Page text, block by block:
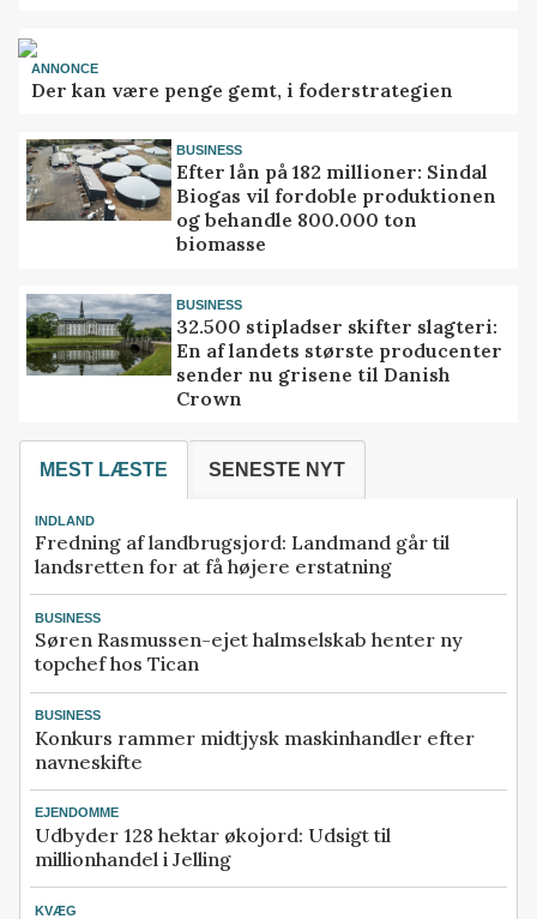
ANNONCE
Der kan være penge gemt, i foderstrategien
BUSINESS
Efter lån på 182 millioner: Sindal
Biogas vil fordoble produktionen
og behandle 800.000 ton
biomasse
BUSINESS
32.500 stipladser skifter slagteri:
En af landets største producenter
sender nu grisene til Danish
Crown
MEST LÆSTE SENESTE NYT
INDLAND
Fredning af landbrugsjord: Landmand går til
landsretten for at få højere erstatning
BUSINESS
Søren Rasmussen-ejet halmselskab henter ny
topchef hos Tican
BUSINESS
Konkurs rammer midtjysk maskinhandler efter
navneskifte
EJENDOMME
Udbyder 128 hektar økojord: Udsigt til
millionhandel i Jelling
KVÆG